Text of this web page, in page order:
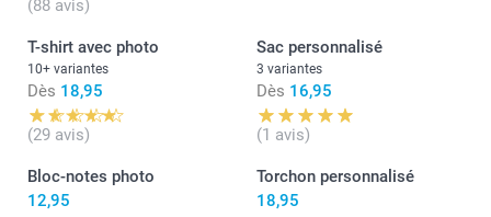
(88 avis)
T-shirt avec photo
10+ variantes
Dès 18,95
(29 avis)
Sac personnalisé
3 variantes
Dès 16,95
(1 avis)
Bloc-notes photo
12,95
Torchon personnalisé
18,95